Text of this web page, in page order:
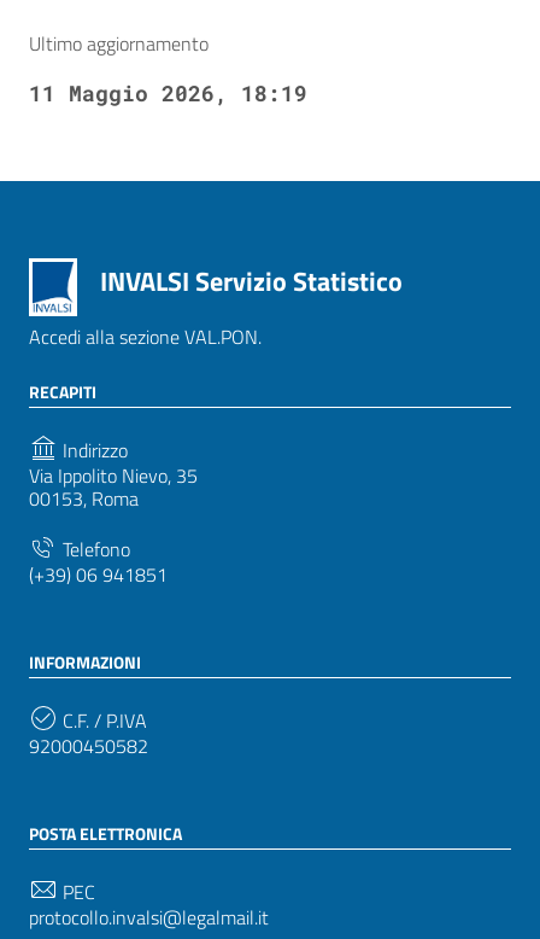
Ultimo aggiornamento
11 Maggio 2026, 18:19
INVALSI Servizio Statistico
Accedi alla sezione VAL.PON.
RECAPITI
Indirizzo
Via Ippolito Nievo, 35
00153, Roma
Telefono
(+39) 06 941851
INFORMAZIONI
C.F. / P.IVA
92000450582
POSTA ELETTRONICA
PEC
protocollo.invalsi@legalmail.it